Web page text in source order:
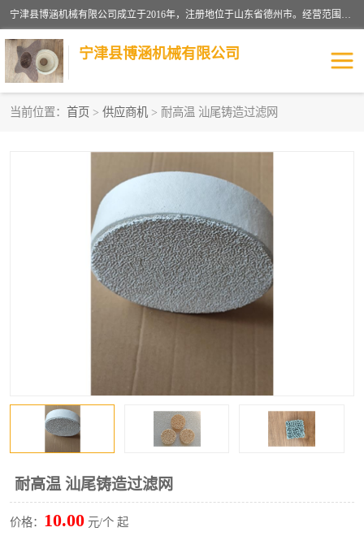
宁津县博涵机械有限公司成立于2016年，注册地位于山东省德州市。经营范围包括：机械设备研发、生产及销售，铸造用造型材料生产、销售，玻璃纤维及制品制造、销售，汽车零配件零售，机械零件、零部件加工，机械零件、零部件销售等；主要产品有：纤维过滤网,陶瓷过滤器,泡沫陶瓷过滤器,耐高温纤维过滤器,铸铁过滤器,铸铜过滤网,铸铝过滤网,铝轮毂过滤网,高效过滤网,高效陶瓷过滤网,高效纤维过滤网。
宁津县博涵机械有限公司
当前位置： 首页 > 供应商机 > 耐高温 汕尾铸造过滤网
耐高温 汕尾铸造过滤网
价格： 10.00 元/个 起
挡渣棉
避脏网